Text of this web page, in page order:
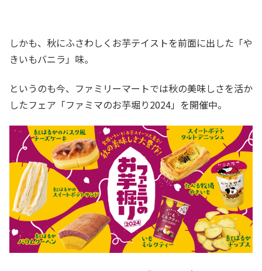
しかも、秋にふさわしくお芋テイストを前面に出した「や
きいもバニラ」味。
というのも今、ファミリーマートでは秋の美味しさを活か
したフェア「ファミマのお芋堀り2024」を開催中。